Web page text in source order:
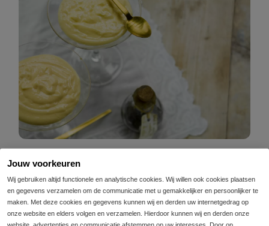
Jouw voorkeuren
Wij gebruiken altijd functionele en analytische cookies. Wij willen ook cookies plaatsen
en gegevens verzamelen om de communicatie met u gemakkelijker en persoonlijker te
maken. Met deze cookies en gegevens kunnen wij en derden uw internetgedrag op
onze website en elders volgen en verzamelen. Hierdoor kunnen wij en derden onze
website, advertenties en communicatie afstemmen op uw interesses. Door op
Gerelateerde recepten